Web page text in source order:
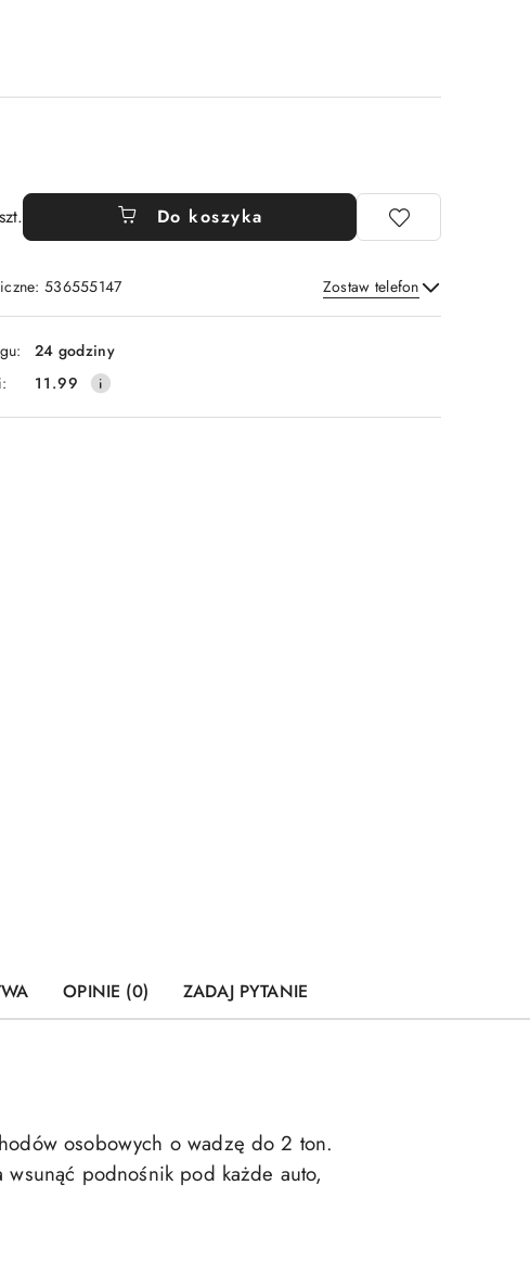
szt. Do koszyka
536555147 Zostaw telefon
Wyślij
24 godziny
11.99
OPINIE (0) ZADAJ PYTANIE
osobowych o wadzę do 2 ton.
podnośnik pod każde auto,